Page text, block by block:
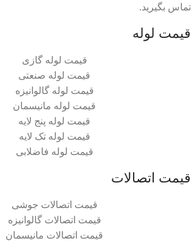
تماس بگیرید.
قیمت لوله
قیمت لوله گازی
قیمت لوله صنعتی
قیمت لوله گالوانیزه
قیمت لوله مانیسمان
قیمت لوله پنج لایه
قیمت لوله تک لایه
قیمت لوله فاضلابی
قیمت اتصالات
قیمت اتصالات جوشی
قیمت اتصالات گالوانیزه
قیمت اتصالات مانیسمان